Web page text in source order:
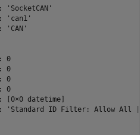
'SocketCAN'
'can1'
'CAN'
0
0
0
0
[0×0 datetime]
'Standard ID Filter: Allow All